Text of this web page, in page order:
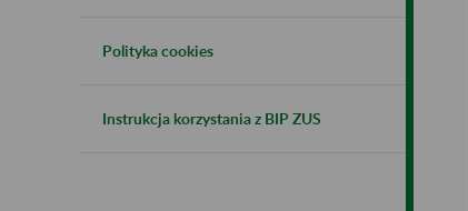
Polityka cookies
Instrukcja korzystania z BIP ZUS